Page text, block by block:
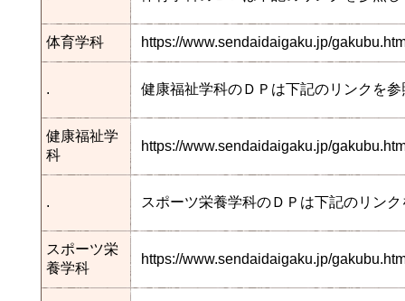
体育学科 https://www.sendaidaigaku.jp/
. 健康福祉学科のＤＰは下記のリンクを
健康福祉学
科
https://www.sendaidaigaku.jp/
. スポーツ栄養学科のＤＰは下記のリン
スポーツ栄
養学科
https://www.sendaidaigaku.jp/